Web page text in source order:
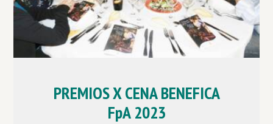
PREMIOS X CENA BENEFICA
FpA 2023